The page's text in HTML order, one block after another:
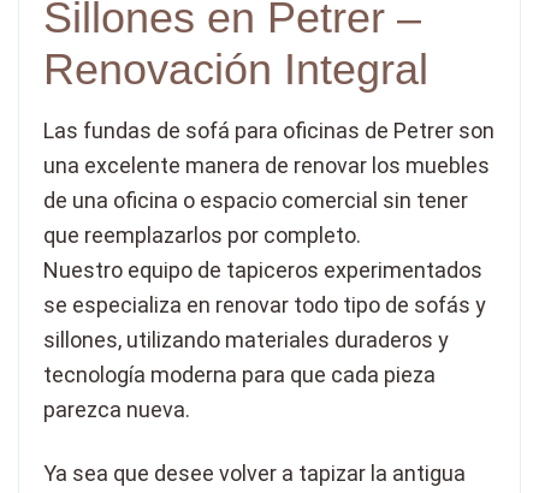
Sillones en Petrer –
Renovación Integral
Las fundas de sofá para oficinas de Petrer son
una excelente manera de renovar los muebles
de una oficina o espacio comercial sin tener
que reemplazarlos por completo.
Nuestro equipo de tapiceros experimentados
se especializa en renovar todo tipo de sofás y
sillones, utilizando materiales duraderos y
tecnología moderna para que cada pieza
parezca nueva.
Ya sea que desee volver a tapizar la antigua